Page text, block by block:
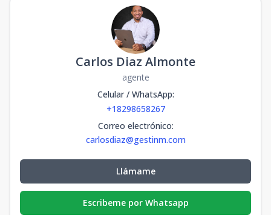
Carlos Diaz Almonte
agente
Celular / WhatsApp:
+18298658267
Correo electrónico:
carlosdiaz@gestinm.com
Llámame
Escribeme por Whatsapp